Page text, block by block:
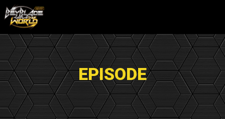
EPISODE